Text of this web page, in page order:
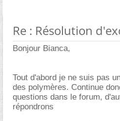
Re : Résolution
Bonjour Bianca,
Tout d'abord je ne suis pas
des polymères. Continue
questions dans le forum,
répondrons